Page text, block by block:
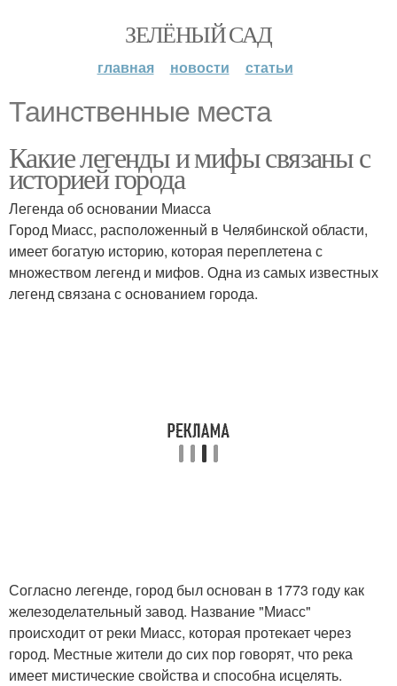
ЗЕЛЁНЫЙ САД
главная новости статьи
Таинственные места
Какие легенды и мифы связаны с
историей города
Легенда об основании Миасса
Город Миасс, расположенный в Челябинской области,
имеет богатую историю, которая переплетена с
множеством легенд и мифов. Одна из самых известных
легенд связана с основанием города.
Согласно легенде, город был основан в 1773 году как
железоделательный завод. Название "Миасс"
происходит от реки Миасс, которая протекает через
город. Местные жители до сих пор говорят, что река
имеет мистические свойства и способна исцелять.